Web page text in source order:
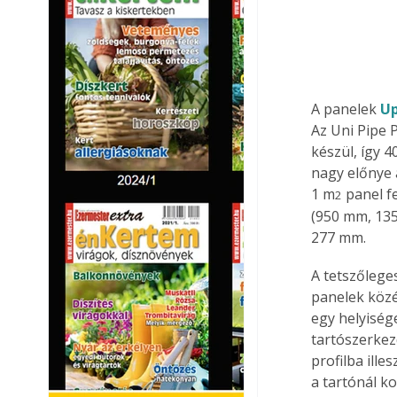
A panelek
Az Uni Pipe
készül, így
nagy
1 m2 panel
(950 mm,
277 mm.
A
panelek
egy
profilba
a tartónál